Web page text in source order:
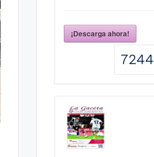
¡Descarga ahora!
7244